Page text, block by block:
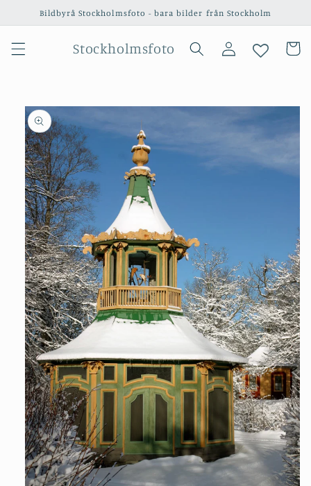
vidareBildbyrå Stockholmsfoto - bara bilder från Stockholm
Stockholmsfoto
Logga
in
vidare till